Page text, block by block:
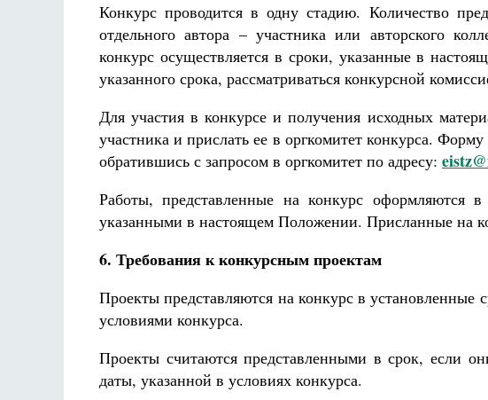
Конкурс проводится в одну стадию. Количество
отдельного автора – участника или авторского
конкурс осуществляется в сроки, указанные в
указанного срока, рассматриваться конкурсной
Для участия в конкурсе и получения исходных
участника и прислать ее в оргкомитет конкурса.
обратившись с запросом в оргкомитет по адресу: eistz@
Работы, представленные на конкурс оформляются
указанными в настоящем Положении. Присланные на
6. Требования к конкурсным проектам
Проекты представляются на конкурс в
условиями конкурса.
Проекты считаются представленными в срок, если
даты, указанной в условиях конкурса.